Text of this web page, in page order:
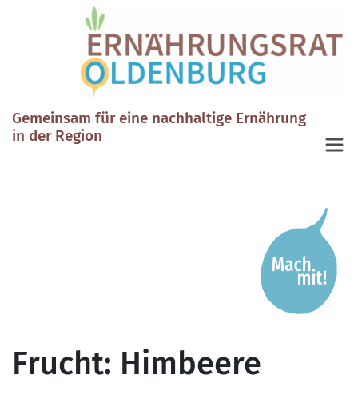
Gemeinsam für eine nachhaltige Ernährung
in der Region
Frucht: Himbeere